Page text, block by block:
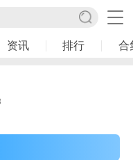
资讯 排行 合